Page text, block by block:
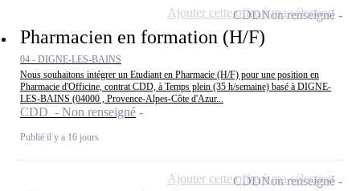
Pharmacien en formation (H/F)
04 - DIGNE-LES-BAINS
Nous souhaitons intégrer un Etudiant en Pharmacie (H/F) pour une position en
Pharmacie d'Officine, contrat CDD, à Temps plein (35 h/semaine) basé à DIGNE-
LES-BAINS (04000 , Provence-Alpes-Côte d'Azur...
CDD - Non renseigné
Publié il y a 16 jours
CDDNon renseigné
Ajouter cette offre à ma sélection
CDDNon renseigné
Ajouter cette offre à ma sélection